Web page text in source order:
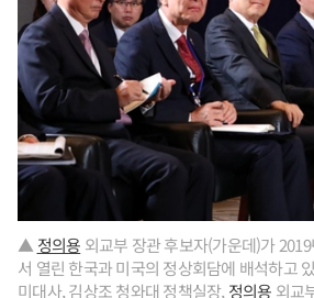
▲정의용 외교부 장관 후보자(가운데)가
서 열린 한국과 미국의 정상회담에 배석하고
미대사, 김상조 청와대 정책실장,정의용 외교